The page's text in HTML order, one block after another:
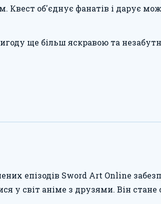
Квест об'єднує фанатів і дарує
ще більш яскравою та
епізодів Sword Art Online
у світ аніме з друзями. Він